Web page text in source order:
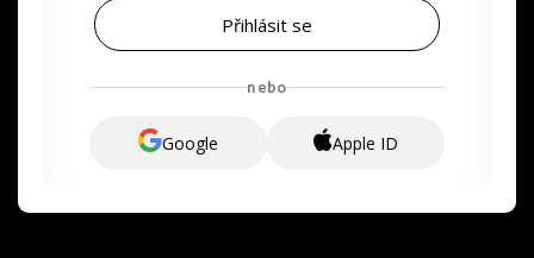
nebo
Google Apple ID